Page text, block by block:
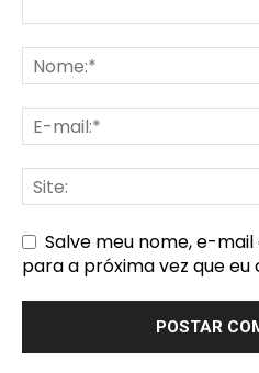
Salve meu nome, e-
para a próxima vez que